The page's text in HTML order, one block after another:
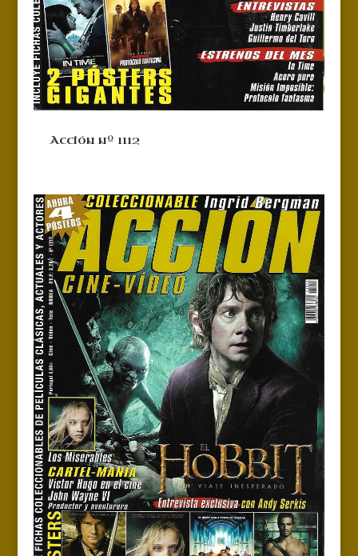
Acción nº 1112